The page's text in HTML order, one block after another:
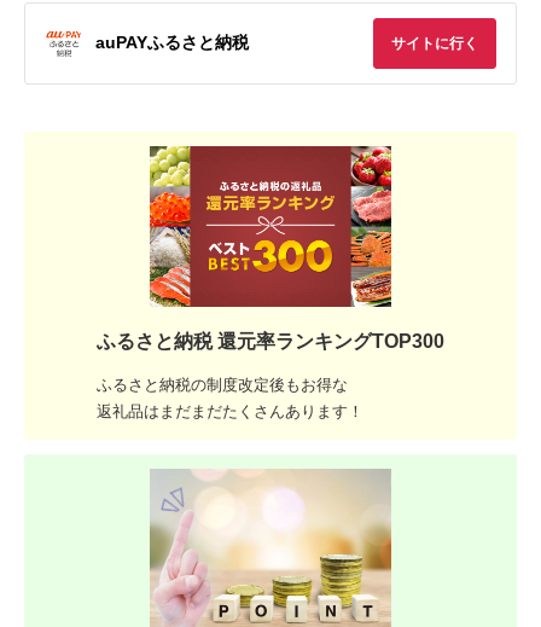
auPAYふるさと納税 サイトに行く
ふるさと納税 還元率ランキングTOP300
ふるさと納税の制度改定後もお得な
返礼品はまだまだたくさんあります！